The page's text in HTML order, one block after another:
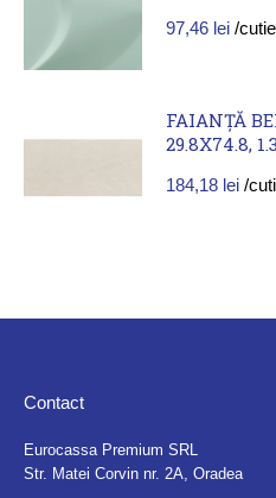
97,46 lei /cutie
FAIANȚĂ
29.8X74.8,
184,18 lei /
Contact
Eurocassa Premium SRL
Str. Matei Corvin nr. 2A, Oradea